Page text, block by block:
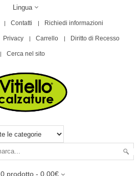
Lingua
Contatti Richiedi informazioni
Privacy Carrello Diritto di Recesso
Cerca nel sito
0 prodotto - 0,00€